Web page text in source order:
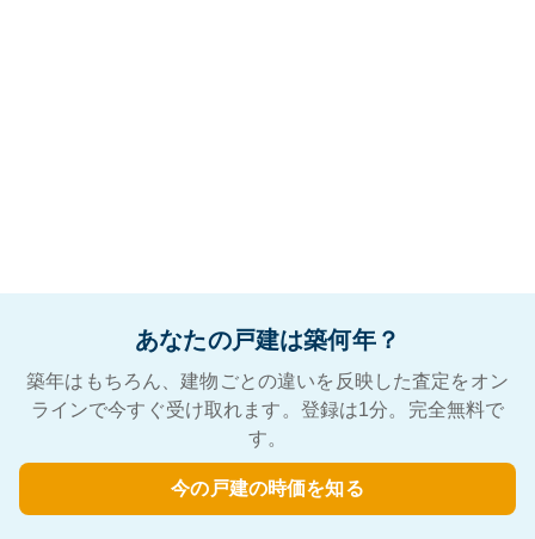
あなたの戸建は築何年？
築年はもちろん、建物ごとの違いを反映した査定をオン
ラインで今すぐ受け取れます。登録は1分。完全無料で
す。
今の戸建の時価を知る